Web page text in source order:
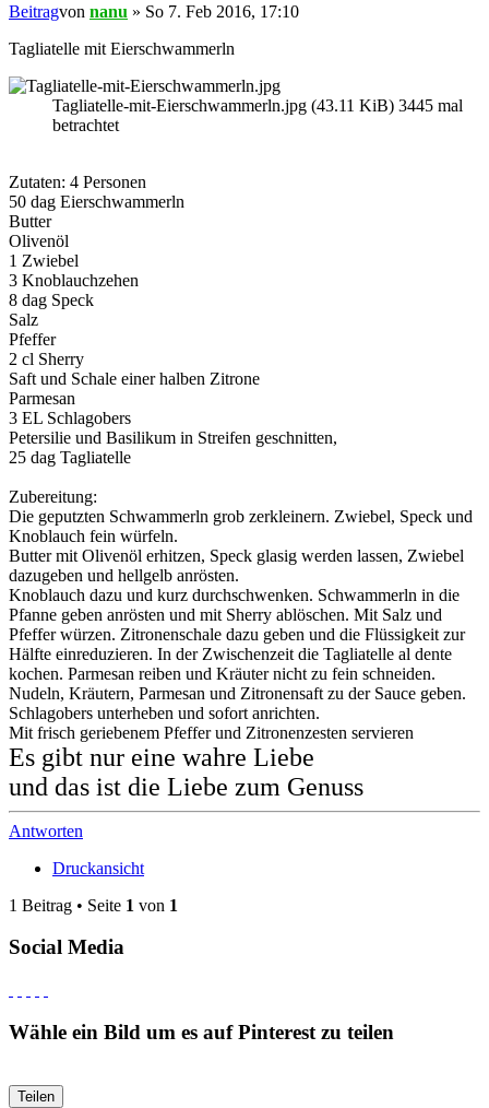
Beitragvon nanu » So 7. Feb 2016, 17:10
Tagliatelle mit Eierschwammerln
Tagliatelle-mit-Eierschwammerln.jpg (43.11 KiB) 3445 mal
betrachtet
Zutaten: 4 Personen
50 dag Eierschwammerln
Butter
Olivenöl
1 Zwiebel
3 Knoblauchzehen
8 dag Speck
Salz
Pfeffer
2 cl Sherry
Saft und Schale einer halben Zitrone
Parmesan
3 EL Schlagobers
Petersilie und Basilikum in Streifen geschnitten,
25 dag Tagliatelle
Zubereitung:
Die geputzten Schwammerln grob zerkleinern. Zwiebel, Speck und
Knoblauch fein würfeln.
Butter mit Olivenöl erhitzen, Speck glasig werden lassen, Zwiebel
dazugeben und hellgelb anrösten.
Knoblauch dazu und kurz durchschwenken. Schwammerln in die
Pfanne geben anrösten und mit Sherry ablöschen. Mit Salz und
Pfeffer würzen. Zitronenschale dazu geben und die Flüssigkeit zur
Hälfte einreduzieren. In der Zwischenzeit die Tagliatelle al dente
kochen. Parmesan reiben und Kräuter nicht zu fein schneiden.
Nudeln, Kräutern, Parmesan und Zitronensaft zu der Sauce geben.
Schlagobers unterheben und sofort anrichten.
Mit frisch geriebenem Pfeffer und Zitronenzesten servieren
Es gibt nur eine wahre Liebe
und das ist die Liebe zum Genuss
Antworten
Druckansicht
1 Beitrag • Seite 1 von 1
Social Media
Wähle ein Bild um es auf Pinterest zu teilen
Teilen